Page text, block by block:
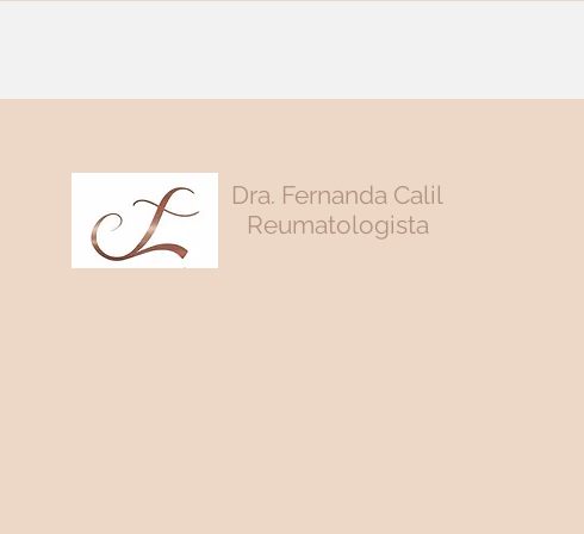
Dra. Fernanda Calil
Reumatologista